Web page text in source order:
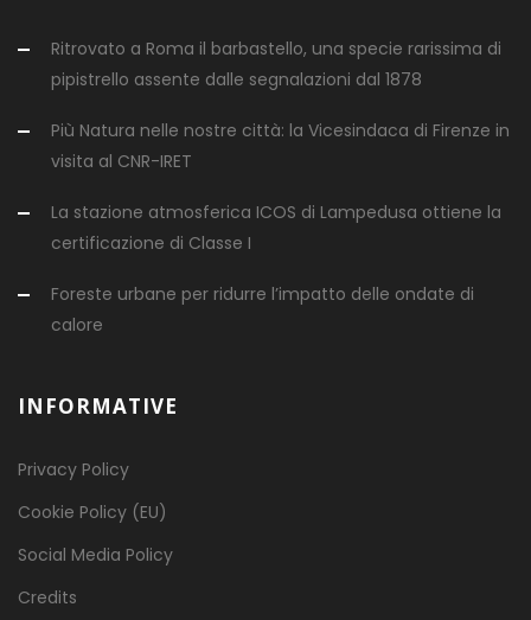
Ritrovato a Roma il barbastello, una specie rarissima di
pipistrello assente dalle segnalazioni dal 1878
Più Natura nelle nostre città: la Vicesindaca di Firenze in
visita al CNR-IRET
La stazione atmosferica ICOS di Lampedusa ottiene la
certificazione di Classe I
Foreste urbane per ridurre l’impatto delle ondate di
calore
INFORMATIVE
Privacy Policy
Cookie Policy (EU)
Social Media Policy
Credits